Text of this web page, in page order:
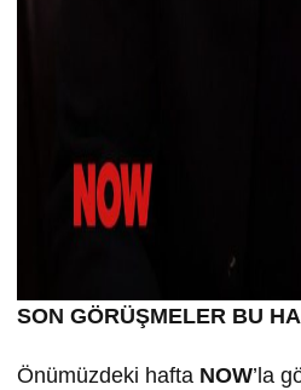
SON GÖRÜŞMELER BU
Önümüzdeki hafta NOW’la